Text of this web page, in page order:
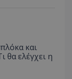
και
θα ελέγχει η